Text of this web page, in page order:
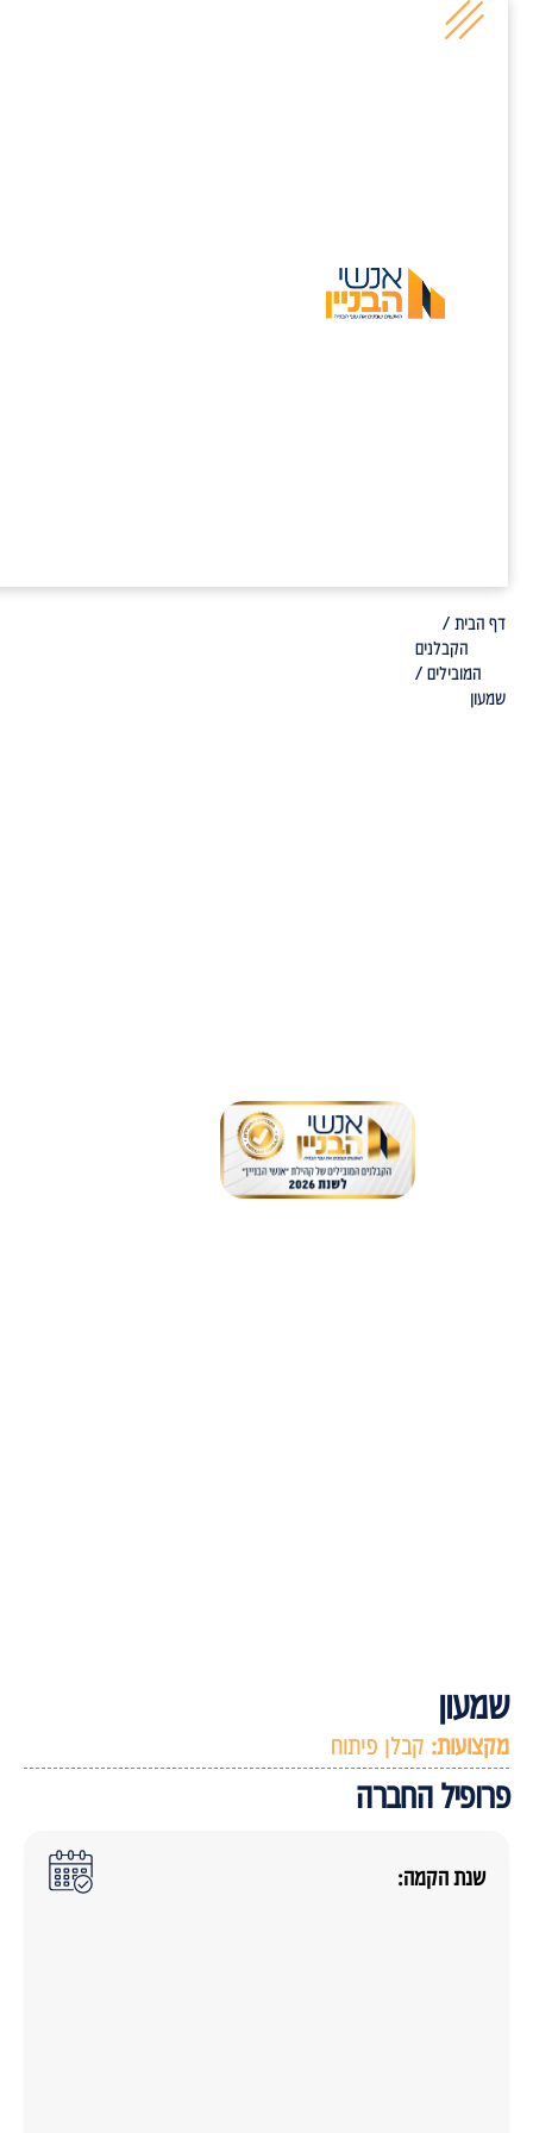
שמעון
מקצועות:קבלן פיתוח
פרופיל החברה
שנת הקמה:
דף הבית /
הקבלנים
המובילים /
שמעון